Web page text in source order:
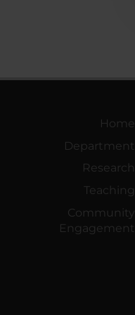
Home
Department
Research
Teaching
Community
Engagement